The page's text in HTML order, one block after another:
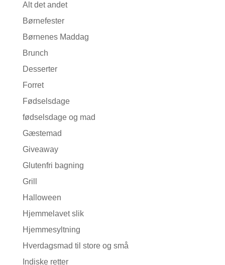
Alt det andet
Børnefester
Børnenes Maddag
Brunch
Desserter
Forret
Fødselsdage
fødselsdage og mad
Gæstemad
Giveaway
Glutenfri bagning
Grill
Halloween
Hjemmelavet slik
Hjemmesyltning
Hverdagsmad til store og små
Indiske retter